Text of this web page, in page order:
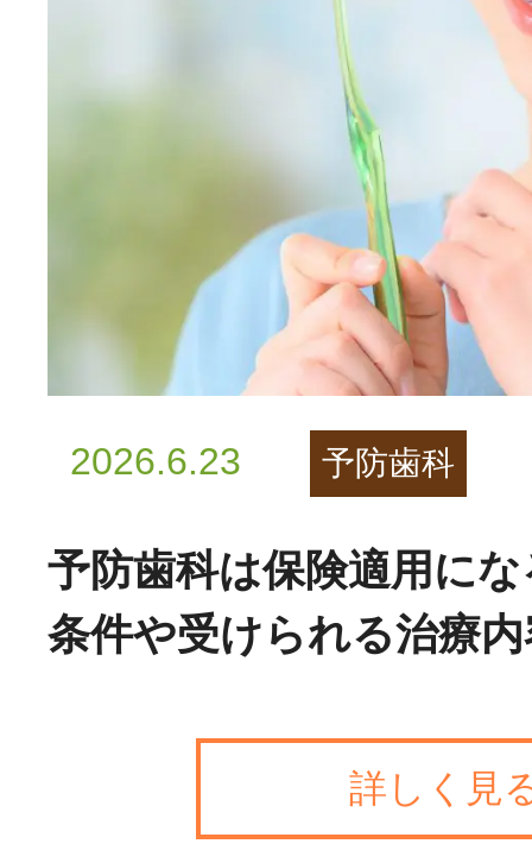
2026.6.23 予防歯科
予防歯科は保険適用に
条件や受けられる治療
詳しく見